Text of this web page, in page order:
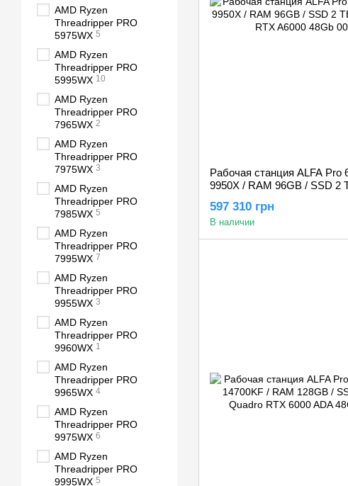
Рабочая станция ALFA Pro
9950X / RAM 96GB / SSD 2
597 310 грн
В наличии
AMD Ryzen
Threadripper PRO
5975WX 5
AMD Ryzen
Threadripper PRO
5995WX 10
AMD Ryzen
Threadripper PRO
7965WX 2
AMD Ryzen
Threadripper PRO
7975WX 3
AMD Ryzen
Threadripper PRO
7985WX 5
AMD Ryzen
Threadripper PRO
7995WX 7
AMD Ryzen
Threadripper PRO
9955WX 3
AMD Ryzen
Threadripper PRO
9960WX 1
AMD Ryzen
Threadripper PRO
9965WX 4
AMD Ryzen
Threadripper PRO
9975WX 6
AMD Ryzen
Threadripper PRO
9995WX 5